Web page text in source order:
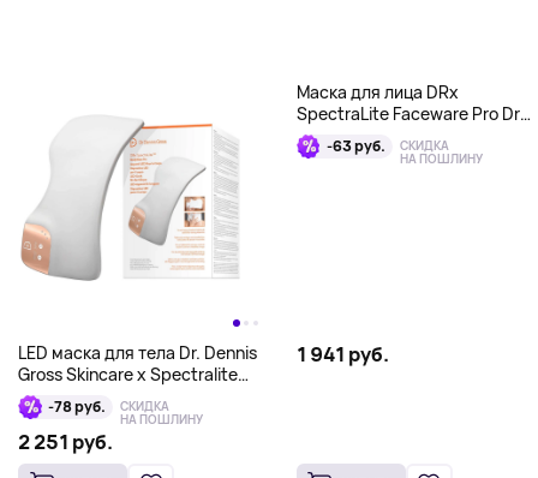
LED маска для тела Dr. Dennis
Gross Skincare x Spectralite
BodyWare Pro, белый
-78 руб. СКИДКА
НА ПОШЛИНУ
2 251 руб.
Маска для лица DRx
SpectraLite Faceware Pro Dr
Dennis Gross, розовый
-63 руб. СКИДКА
НА ПОШЛИНУ
1 941 руб.